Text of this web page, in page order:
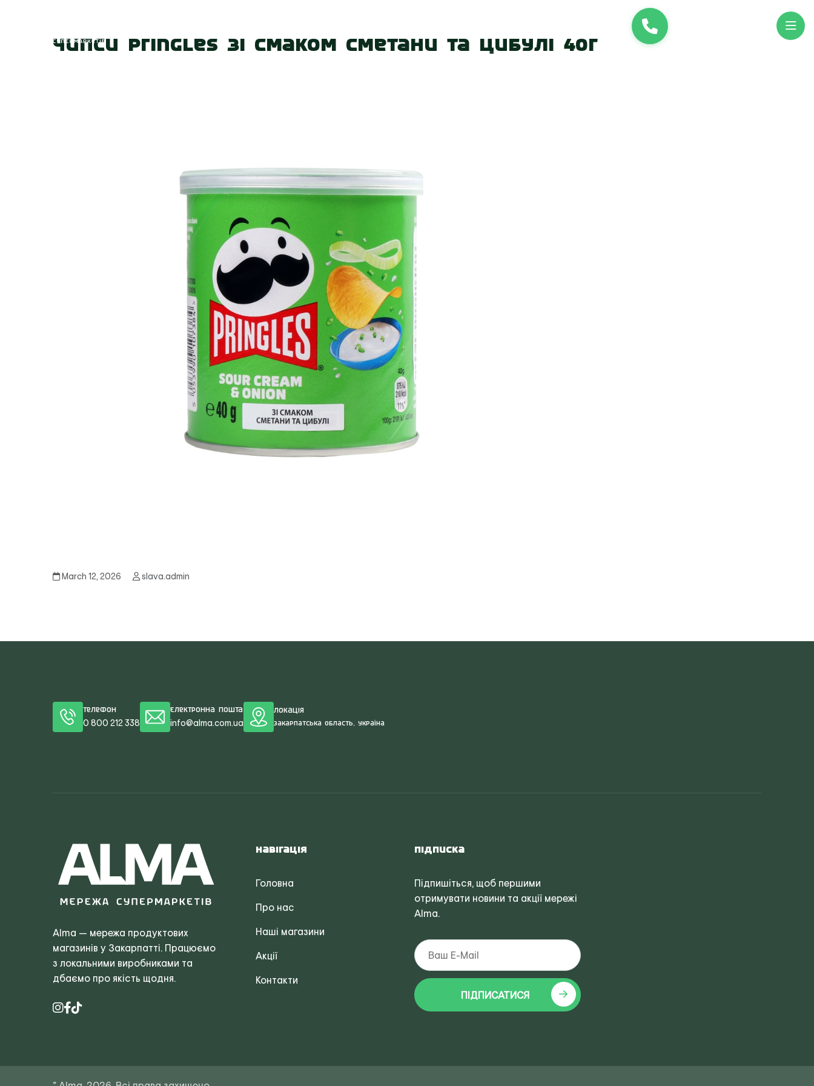
Чипси Pringles зі смаком сметани та цибулі 40г
March 12, 2026 slava.admin
Телефон
0 800 212 338
Електронна пошта
info@alma.com.ua
Локація
Закарпатська область, Україна
Alma — мережа продуктових
магазинів у Закарпатті. Працюємо
з локальними виробниками та
дбаємо про якість щодня.
Навігація
Головна
Про нас
Наші магазини
Акції
Контакти
Підписка
Підпишіться, щоб першими
отримувати новини та акції мережі
Alma.
ПІДПИСАТИСЯ